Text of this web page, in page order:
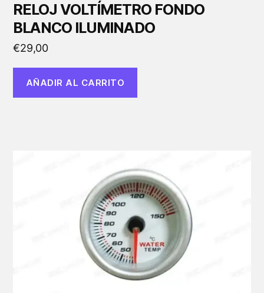
RELOJ VOLTÍMETRO FONDO
BLANCO ILUMINADO
€29,00
AÑADIR AL CARRITO